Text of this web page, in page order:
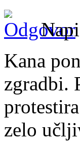
Kana
zgradbi.
zelo